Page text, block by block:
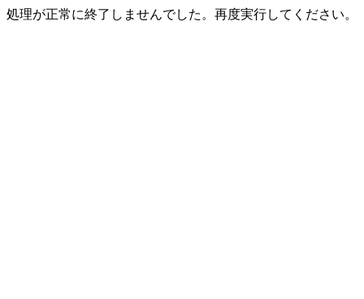
処理が正常に終了しませんでした。再度実行してください。